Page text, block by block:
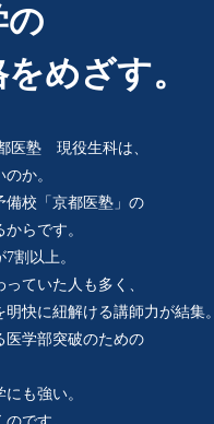
の
めざす。
医塾 現役生科は、
か。
備校「京都医塾」の
らです。
割以上。
ていた人も多く、
快に紐解ける講師力が結集。
医学部突破のための
も強い。